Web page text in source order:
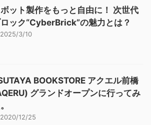
ボット製作をもっと自由に！ 次世代
ック“CyberBrick”の魅力とは？
2025/3/10
BOOKSTORE アクエル前橋
グランドオープンに行ってみ
2020/12/25